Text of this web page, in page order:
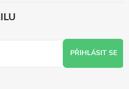
PŘIHLÁSIT SE